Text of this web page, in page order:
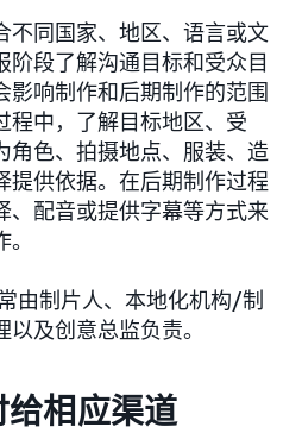
不同国家、地区、语言或文
阶段了解沟通目标和受众目
影响制作和后期制作的范围
程中，了解目标地区、受
角色、拍摄地点、服装、造
提供依据。在后期制作过程
、配音或提供字幕等方式来
由制片人、本地化机构/制
及创意总监负责。
给相应渠道